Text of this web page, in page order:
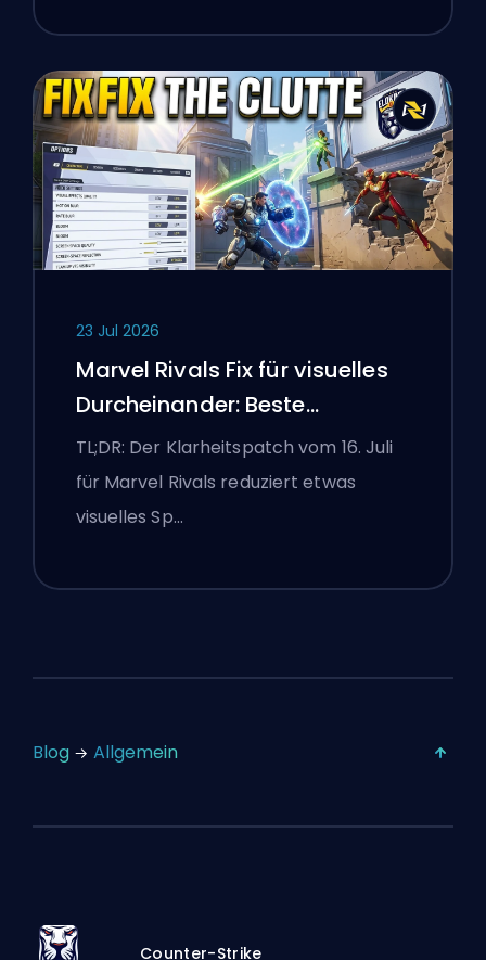
23 Jul 2026
Marvel Rivals Fix für visuelles
Durcheinander: Beste
wettbewerbsorientierte
Einstellungen nach dem Patch
vom 16. Juli
TL;DR: Der Klarheitspatch vom 16. Juli
für Marvel Rivals reduziert etwas
visuelles Sp…
Blog Allgemein
Counter-Strike